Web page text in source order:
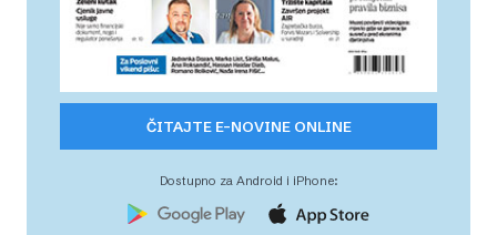
ČITAJTE E-NOVINE ONLINE
Dostupno za Android i iPhone: